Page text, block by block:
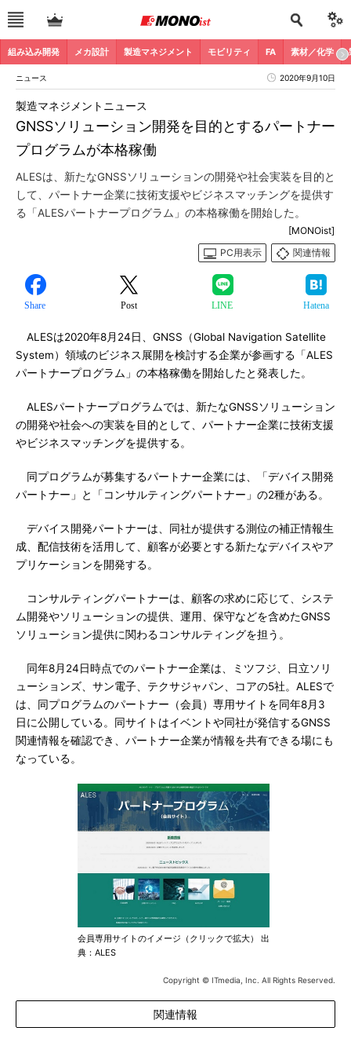
組み込み開発 メカ設計 製造マネジメント モビリティ FA 素材／化学
ニュース 2020年9月10日
GNSSソリューション開発を目的とするパートナー
プログラムが本格稼働
製造マネジメントニュース
ALESは、新たなGNSSソリューションの開発や社会実装を目的と
して、パートナー企業に技術支援やビジネスマッチングを提供す
る「ALESパートナープログラム」の本格稼働を開始した。
[MONOist]
PC用表示
関連情報
Share Post LINE Hatena
ALESは2020年8月24日、GNSS（Global Navigation Satellite
System）領域のビジネス展開を検討する企業が参画する「ALES
パートナープログラム」の本格稼働を開始したと発表した。
ALESパートナープログラムでは、新たなGNSSソリューション
の開発や社会への実装を目的として、パートナー企業に技術支援
やビジネスマッチングを提供する。
同プログラムが募集するパートナー企業には、「デバイス開発
パートナー」と「コンサルティングパートナー」の2種がある。
デバイス開発パートナーは、同社が提供する測位の補正情報生
成、配信技術を活用して、顧客が必要とする新たなデバイスやア
プリケーションを開発する。
コンサルティングパートナーは、顧客の求めに応じて、システ
ム開発やソリューションの提供、運用、保守などを含めたGNSS
ソリューション提供に関わるコンサルティングを担う。
同年8月24日時点でのパートナー企業は、ミツフジ、日立ソリ
ューションズ、サン電子、テクサジャパン、コアの5社。ALESで
は、同プログラムのパートナー（会員）専用サイトを同年8月3
日に公開している。同サイトはイベントや同社が発信するGNSS
関連情報を確認でき、パートナー企業が情報を共有できる場にも
なっている。
会員専用サイトのイメージ（クリックで拡大） 出
典：ALES
Copyright © ITmedia, Inc. All Rights Reserved.
関連情報